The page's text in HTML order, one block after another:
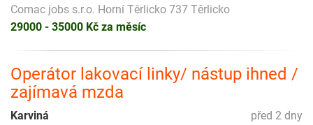
Comac jobs s.r.o. Horní Těrlicko 737 Těrlicko
29000 - 35000 Kč za měsíc
Operátor lakovací linky/ nástup ihned /
zajímavá mzda
před 2 dny
Karviná